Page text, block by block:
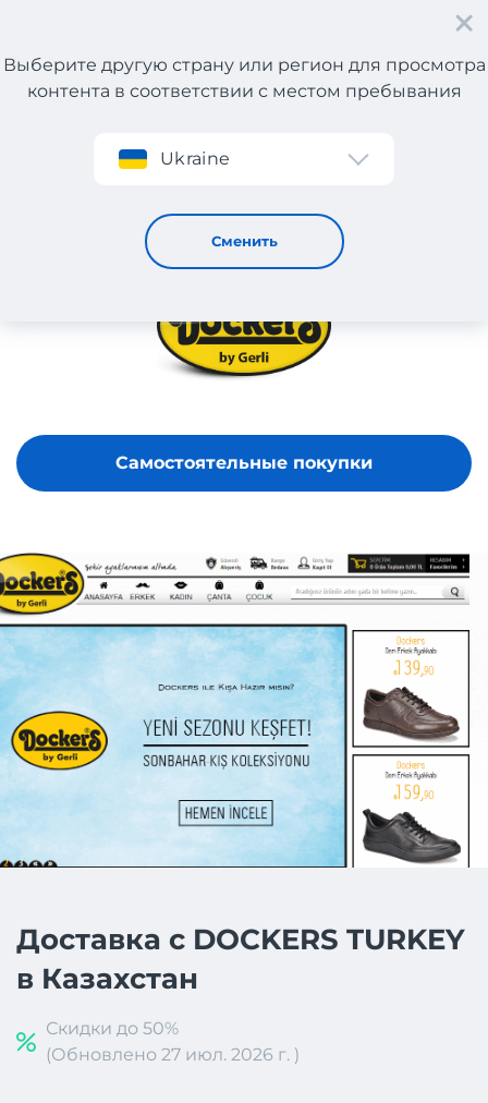
Регистрация
Выберите другую страну или регион для просмотра
контента в соответствии с местом пребывания
Ukraine
Сменить
DOCKERS TURKEY
Самостоятельные покупки
Доставка с DOCKERS TURKEY
в Казахстан
Скидки до 50%
(Обновлено 27 июл. 2026 г. )